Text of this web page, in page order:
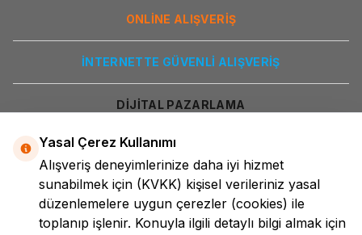
ONLİNE ALIŞVERİŞ
İNTERNETTE GÜVENLİ ALIŞVERİŞ
DİJİTAL PAZARLAMA
Yasal Çerez Kullanımı
Alışveriş deneyimlerinize daha iyi hizmet
sunabilmek için (KVKK) kişisel verileriniz yasal
düzenlemelere uygun çerezler (cookies) ile
toplanıp işlenir. Konuyla ilgili detaylı bilgi almak için